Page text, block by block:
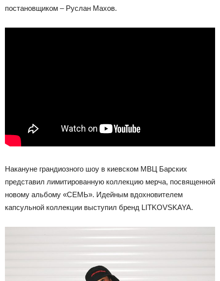
постановщиком – Руслан Махов.
Накануне грандиозного шоу в киевском МВЦ Барских
представил лимитированную коллекцию мерча, посвященной
новому альбому «СЕМЬ». Идейным вдохновителем
капсульной коллекции выступил бренд LITKOVSKAYA.